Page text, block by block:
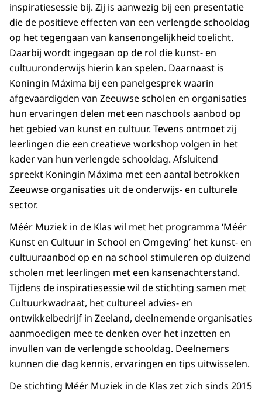
inspiratiesessie bij. Zij is aanwezig bij een presentatie
die de positieve effecten van een verlengde schooldag
op het tegengaan van kansenongelijkheid toelicht.
Daarbij wordt ingegaan op de rol die kunst- en
cultuuronderwijs hierin kan spelen. Daarnaast is
Koningin Máxima bij een panelgesprek waarin
afgevaardigden van Zeeuwse scholen en organisaties
hun ervaringen delen met een naschools aanbod op
het gebied van kunst en cultuur. Tevens ontmoet zij
leerlingen die een creatieve workshop volgen in het
kader van hun verlengde schooldag. Afsluitend
spreekt Koningin Máxima met een aantal betrokken
Zeeuwse organisaties uit de onderwijs- en culturele
sector.
Méér Muziek in de Klas wil met het programma ‘Méér
Kunst en Cultuur in School en Omgeving’ het kunst- en
cultuuraanbod op en na school stimuleren op duizend
scholen met leerlingen met een kansenachterstand.
Tijdens de inspiratiesessie wil de stichting samen met
Cultuurkwadraat, het cultureel advies- en
ontwikkelbedrijf in Zeeland, deelnemende organisaties
aanmoedigen mee te denken over het inzetten en
invullen van de verlengde schooldag. Deelnemers
kunnen die dag kennis, ervaringen en tips uitwisselen.
De stichting Méér Muziek in de Klas zet zich sinds 2015